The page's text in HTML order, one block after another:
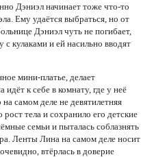
Дэниэл начинает тоже что-то
Ему удаётся выбраться, но от
Дэниэл чуть не погибает,
кулаками и ей насильно вводят
мини-платье, делает
к себе в комнату, где у неё
самом деле не девятилетняя
тела и сохранило его детские
семьи и пыталась соблазнять
Ленты Лина на самом деле носит
втёрлась в доверие